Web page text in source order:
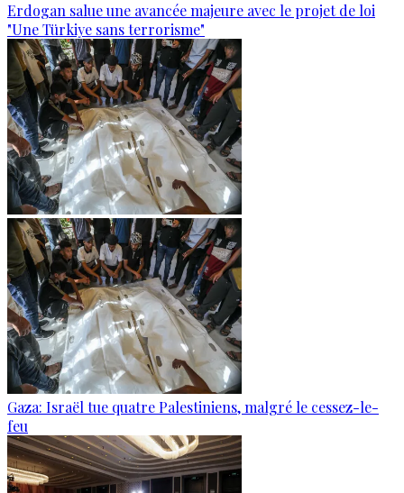
Erdogan salue une avancée majeure avec le projet de loi
"Une Türkiye sans terrorisme"
Gaza: Israël tue quatre Palestiniens, malgré le cessez-le-
feu